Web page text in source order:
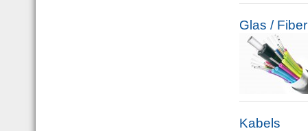
Glas / Fiber
Kabels